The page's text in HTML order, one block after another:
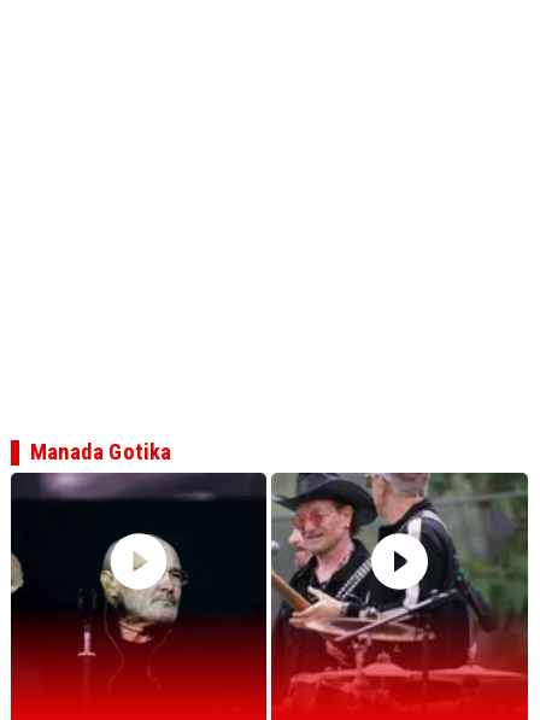
Manada Gotika